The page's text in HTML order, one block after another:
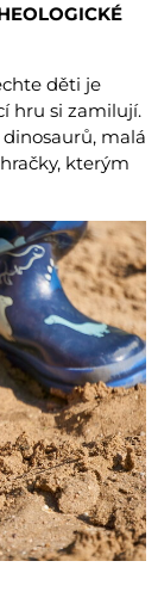
děti je
hru si zamilují.
malá
kterým